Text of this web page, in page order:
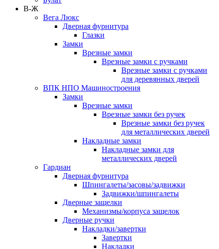
В-Ж
Вега Люкс
Дверная фурнитура
Глазки
Замки
Врезные замки
Врезные замки с ручками
Врезные замки с ручками
для деревянных дверей
ВПК НПО Машиностроения
Замки
Врезные замки
Врезные замки без ручек
Врезные замки без ручек
для металлических дверей
Накладные замки
Накладные замки для
металлических дверей
Гардиан
Дверная фурнитура
Шпингалеты/засовы/задвижки
Задвижки/шпингалеты
Дверные защелки
Механизмы/корпуса защелок
Дверные ручки
Накладки/завертки
Завертки
Накладки